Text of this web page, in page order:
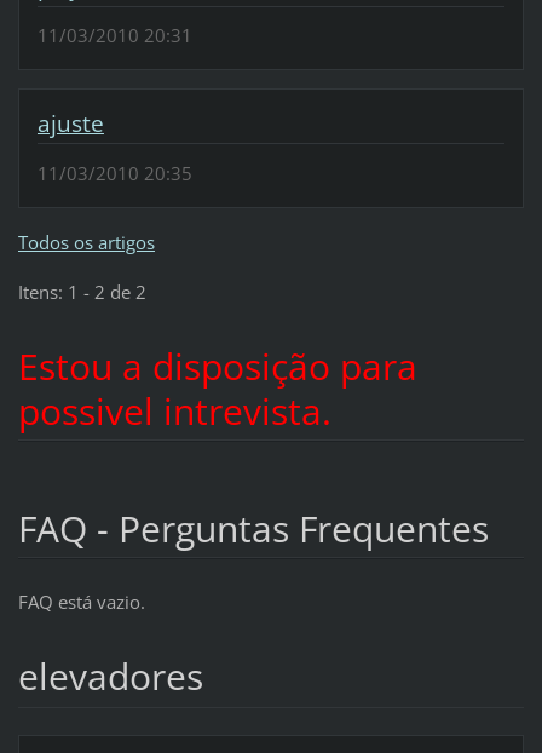
11/03/2010 20:31
ajuste
11/03/2010 20:35
Todos os artigos
Itens: 1 - 2 de 2
Estou a disposição para
possivel intrevista.
FAQ - Perguntas Frequentes
FAQ está vazio.
elevadores